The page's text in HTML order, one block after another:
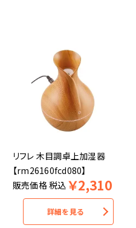
リフレ 木目調卓上加湿器
【rm26160fcd080】
販売価格税込 ￥2,310
詳細を見る